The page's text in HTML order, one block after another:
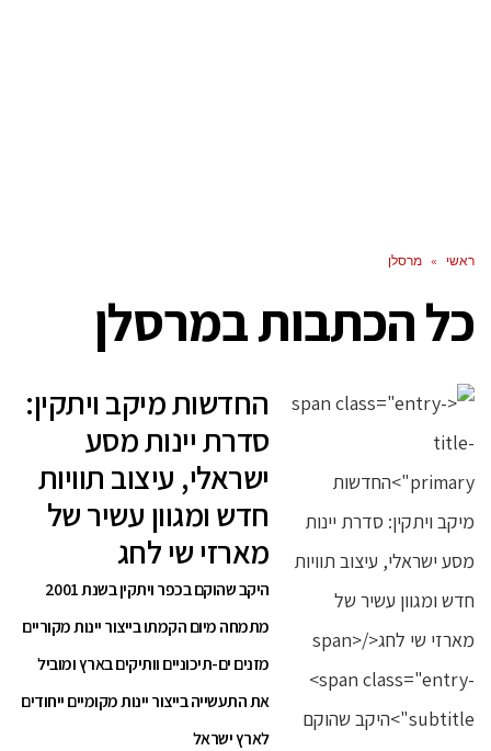
ראשי » מרסלן
כל הכתבות במרסלן
החדשות מיקב ויתקין:
סדרת יינות מסע
ישראלי, עיצוב תוויות
חדש ומגוון עשיר של
מארזי שי לחג
היקב שהוקם בכפר ויתקין בשנת 2001
מתמחה מיום הקמתו בייצור יינות מקוריים
מזנים ים-תיכוניים וותיקים בארץ ומוביל
את התעשייה בייצור יינות מקומיים ייחודים
לארץ ישראל